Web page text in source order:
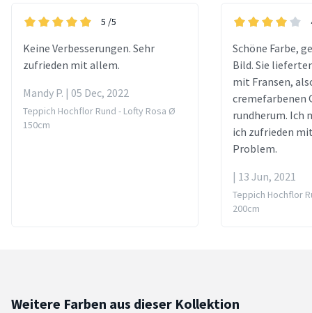
5 /5
Keine Verbesserungen. Sehr
zufrieden mit allem.
Mandy P. | 05 Dec, 2022
Teppich Hochflor Rund - Lofty Rosa Ø
150cm
Schöne Farbe,
Bild. Sie
mit Fransen,
cremefarbenen
rundherum. Ich
ich zufrieden
Problem.
| 13 Jun, 2021
Teppich Hochflor
200cm
Weitere Farben aus dieser Kollektion